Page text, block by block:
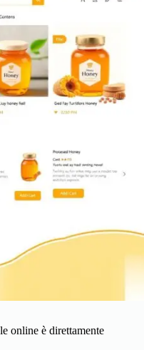
online è direttamente